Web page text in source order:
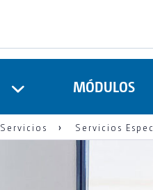
MÓDULOS
Servicios Servicios